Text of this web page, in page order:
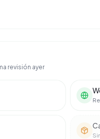
revisión ayer